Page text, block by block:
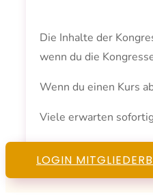
Die Inhalte der
wenn du die
Wenn du einen Kurs
Viele erwarten
LOGIN